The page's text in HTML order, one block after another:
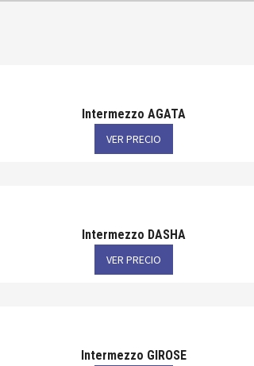
Intermezzo AGATA
VER PRECIO
Intermezzo DASHA
VER PRECIO
Intermezzo GIROSE